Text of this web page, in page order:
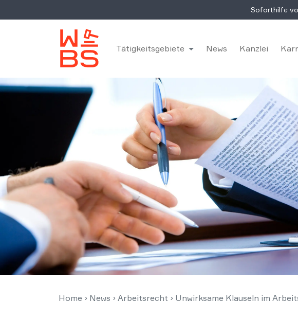
Soforthilfe
Tätigkeitsgebiete News Kanzlei
Home › News › Arbeitsrecht › Unwirksame Klauseln im